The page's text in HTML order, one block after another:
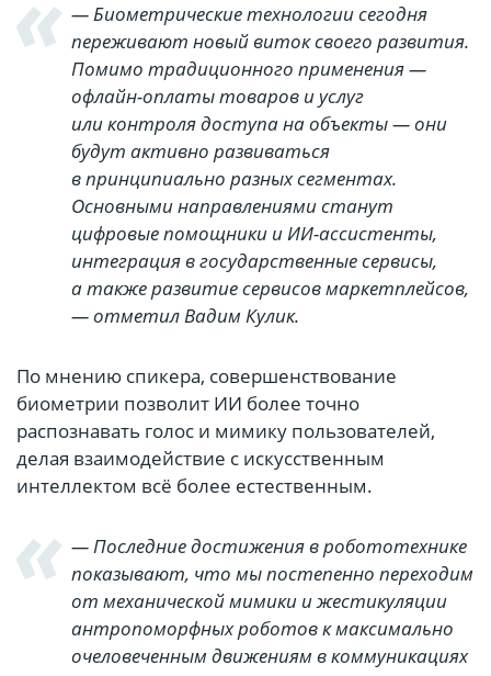
— Биометрические технологии сегодня
переживают новый виток своего развития.
Помимо традиционного применения —
офлайн-оплаты товаров и услуг
или контроля доступа на объекты — они
будут активно развиваться
в принципиально разных сегментах.
Основными направлениями станут
цифровые помощники и ИИ-ассистенты,
интеграция в государственные сервисы,
а также развитие сервисов маркетплейсов,
— отметил Вадим Кулик.
По мнению спикера, совершенствование
биометрии позволит ИИ более точно
распознавать голос и мимику пользователей,
делая взаимодействие с искусственным
интеллектом всё более естественным.
— Последние достижения в робототехнике
показывают, что мы постепенно переходим
от механической мимики и жестикуляции
антропоморфных роботов к максимально
очеловеченным движениям в коммуникациях